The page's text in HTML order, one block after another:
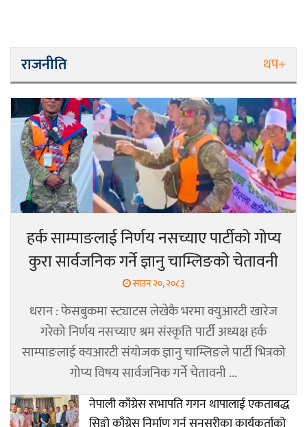
राजनीति थप+
हर्क साम्पाङलाई निर्णय नसच्याए पार्टीको गोप्य
कुरा सार्वजनिक गर्ने ज्ञानु चाम्लिङको चेतावनी
साउन २०, २०८३
धरान : फेसबुकमा स्ट्याटस लेखेकै भरमा क्युआरटी खारेज
गरेको निर्णय नसच्याए श्रम संस्कृति पार्टी अध्यक्ष हर्क
साम्पाङलाई क्यआरटी संयोजक ज्ञानु चाम्लिङले पार्टी भित्रको
गोप्य विषय सार्वजनिक गर्ने चेतावनी ...
नेपाली काँग्रेस सभापति गगन थापालाई एकताबद्ध